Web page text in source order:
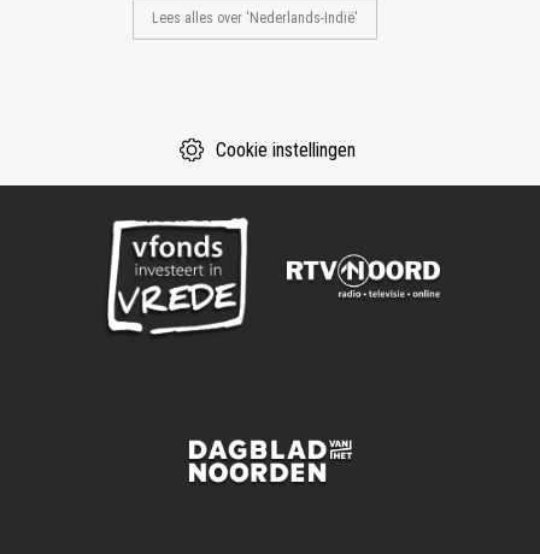
Lees alles over 'Nederlands-Indië'
Cookie instellingen